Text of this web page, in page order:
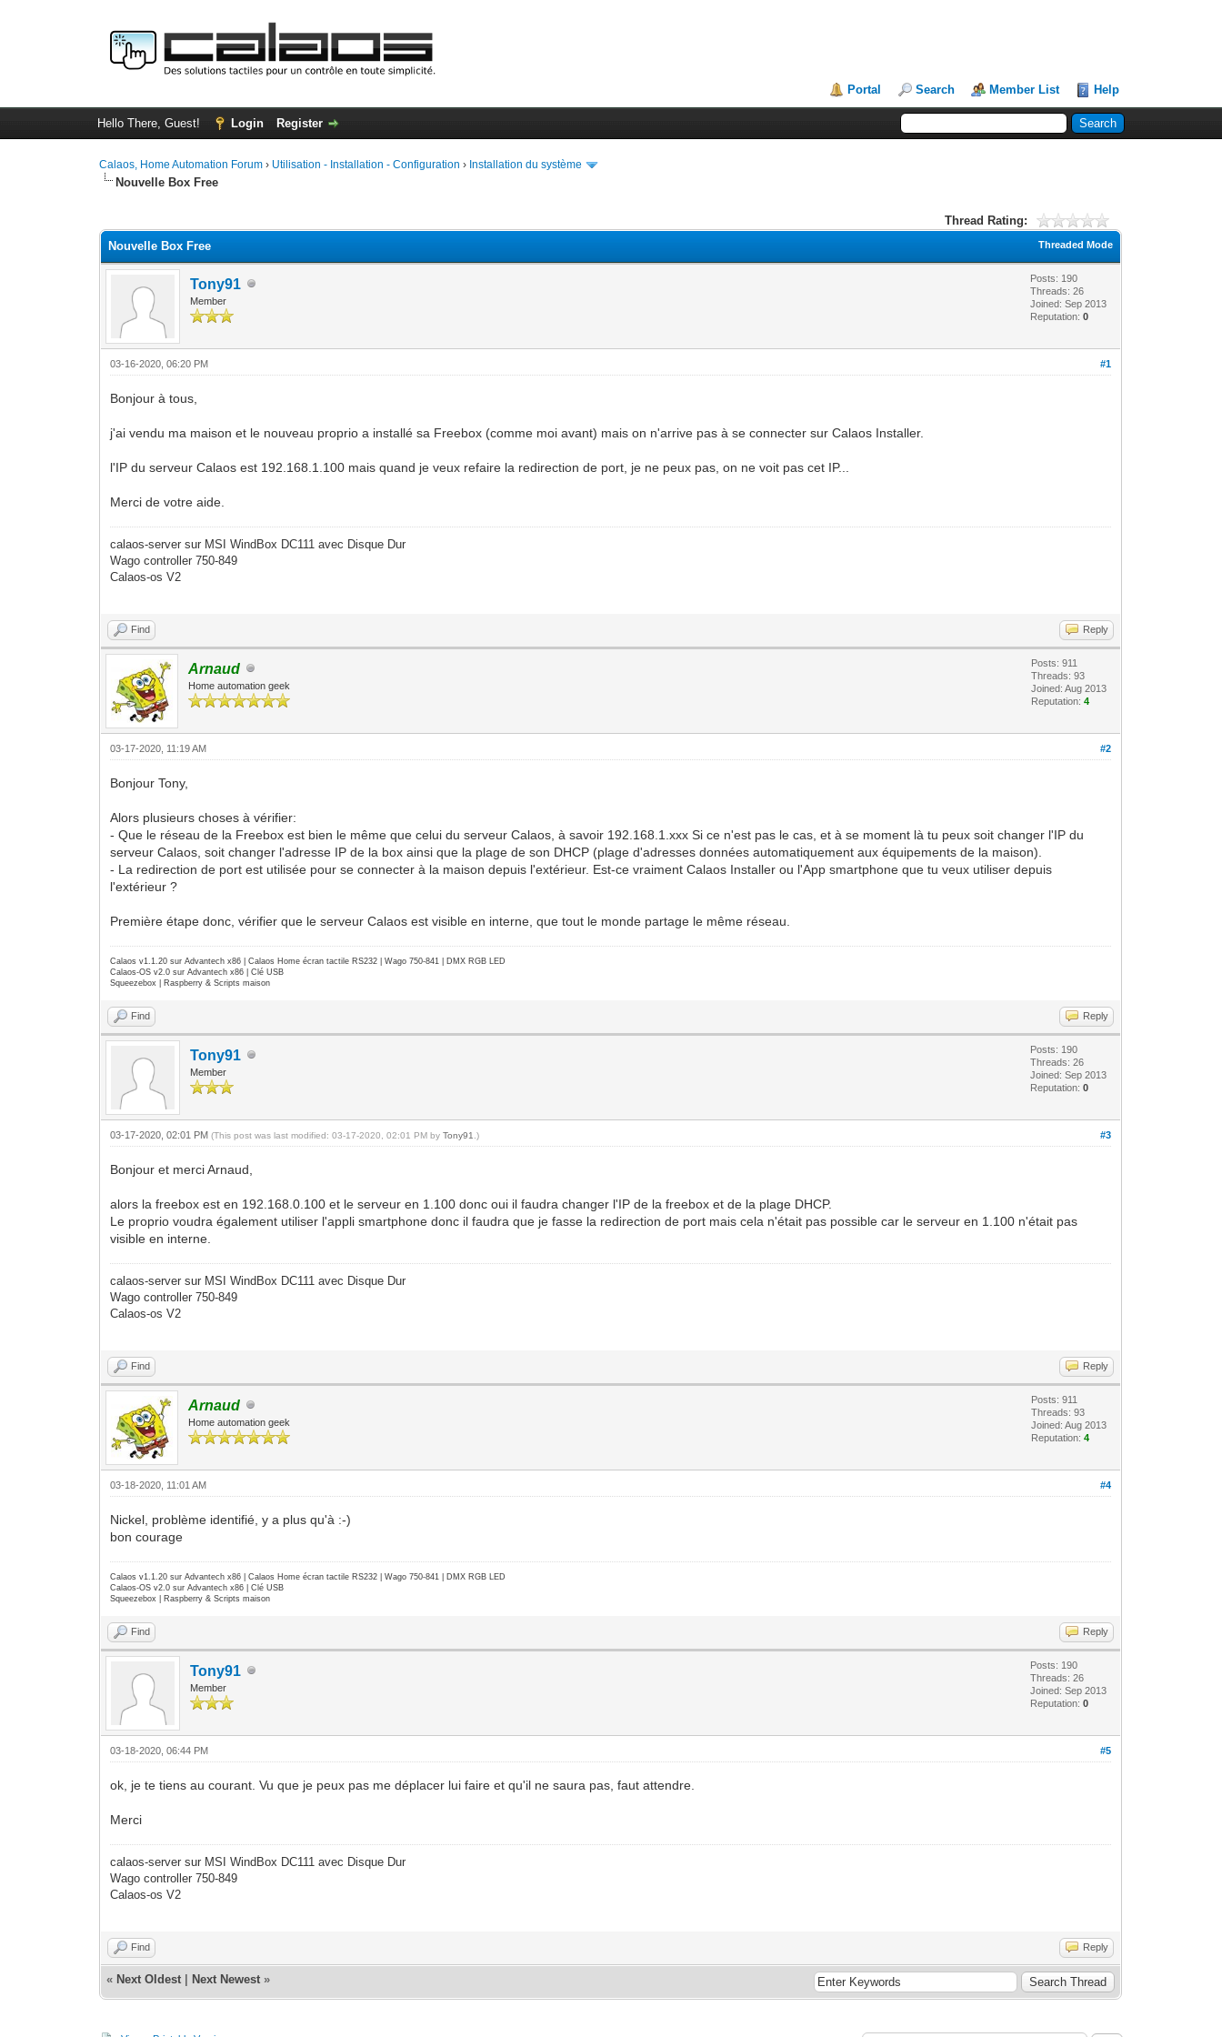
Portal Search Member List Help
Hello There, Guest! Login Register
Calaos, Home Automation Forum › Utilisation - Installation - Configuration › Installation du système
Nouvelle Box Free
Thread Rating:
Threaded Mode
Nouvelle Box Free
Tony91
Member
Posts: 190
Threads: 26
Joined: Sep 2013
Reputation:0
#1
03-16-2020, 06:20 PM
Bonjour à tous,
j'ai vendu ma maison et le nouveau proprio a installé sa Freebox (comme moi avant) mais on n'arrive pas à se connecter sur Calaos Installer.
l'IP du serveur Calaos est 192.168.1.100 mais quand je veux refaire la redirection de port, je ne peux pas, on ne voit pas cet IP...
Merci de votre aide.
calaos-server sur MSI WindBox DC111 avec Disque Dur
Wago controller 750-849
Calaos-os V2
Find Reply
Arnaud
Home automation geek
Posts: 911
Threads: 93
Joined: Aug 2013
Reputation:4
#2
03-17-2020, 11:19 AM
Bonjour Tony,
Alors plusieurs choses à vérifier:
- Que le réseau de la Freebox est bien le même que celui du serveur Calaos, à savoir 192.168.1.xxx Si ce n'est pas le cas, et à se moment là tu peux soit changer l'IP du
serveur Calaos, soit changer l'adresse IP de la box ainsi que la plage de son DHCP (plage d'adresses données automatiquement aux équipements de la maison).
- La redirection de port est utilisée pour se connecter à la maison depuis l'extérieur. Est-ce vraiment Calaos Installer ou l'App smartphone que tu veux utiliser depuis
l'extérieur ?
Première étape donc, vérifier que le serveur Calaos est visible en interne, que tout le monde partage le même réseau.
Calaos v1.1.20 sur Advantech x86 | Calaos Home écran tactile RS232 | Wago 750-841 | DMX RGB LED
Calaos-OS v2.0 sur Advantech x86 | Clé USB
Squeezebox | Raspberry & Scripts maison
Find Reply
Tony91
Member
Posts: 190
Threads: 26
Joined: Sep 2013
Reputation:0
#3
03-17-2020, 02:01 PM(This post was last modified: 03-17-2020, 02:01 PM byTony91 .)
Bonjour et merci Arnaud,
alors la freebox est en 192.168.0.100 et le serveur en 1.100 donc oui il faudra changer l'IP de la freebox et de la plage DHCP.
Le proprio voudra également utiliser l'appli smartphone donc il faudra que je fasse la redirection de port mais cela n'était pas possible car le serveur en 1.100 n'était pas
visible en interne.
calaos-server sur MSI WindBox DC111 avec Disque Dur
Wago controller 750-849
Calaos-os V2
Find Reply
Arnaud
Home automation geek
Posts: 911
Threads: 93
Joined: Aug 2013
Reputation:4
#4
03-18-2020, 11:01 AM
Nickel, problème identifié, y a plus qu'à :-)
bon courage
Calaos v1.1.20 sur Advantech x86 | Calaos Home écran tactile RS232 | Wago 750-841 | DMX RGB LED
Calaos-OS v2.0 sur Advantech x86 | Clé USB
Squeezebox | Raspberry & Scripts maison
Find Reply
Tony91
Member
Posts: 190
Threads: 26
Joined: Sep 2013
Reputation:0
#5
03-18-2020, 06:44 PM
ok, je te tiens au courant. Vu que je peux pas me déplacer lui faire et qu'il ne saura pas, faut attendre.
Merci
calaos-server sur MSI WindBox DC111 avec Disque Dur
Wago controller 750-849
Calaos-os V2
Find Reply
« Next Oldest Next Newest »